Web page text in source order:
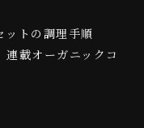
トの調理手順
載オーガニックコ